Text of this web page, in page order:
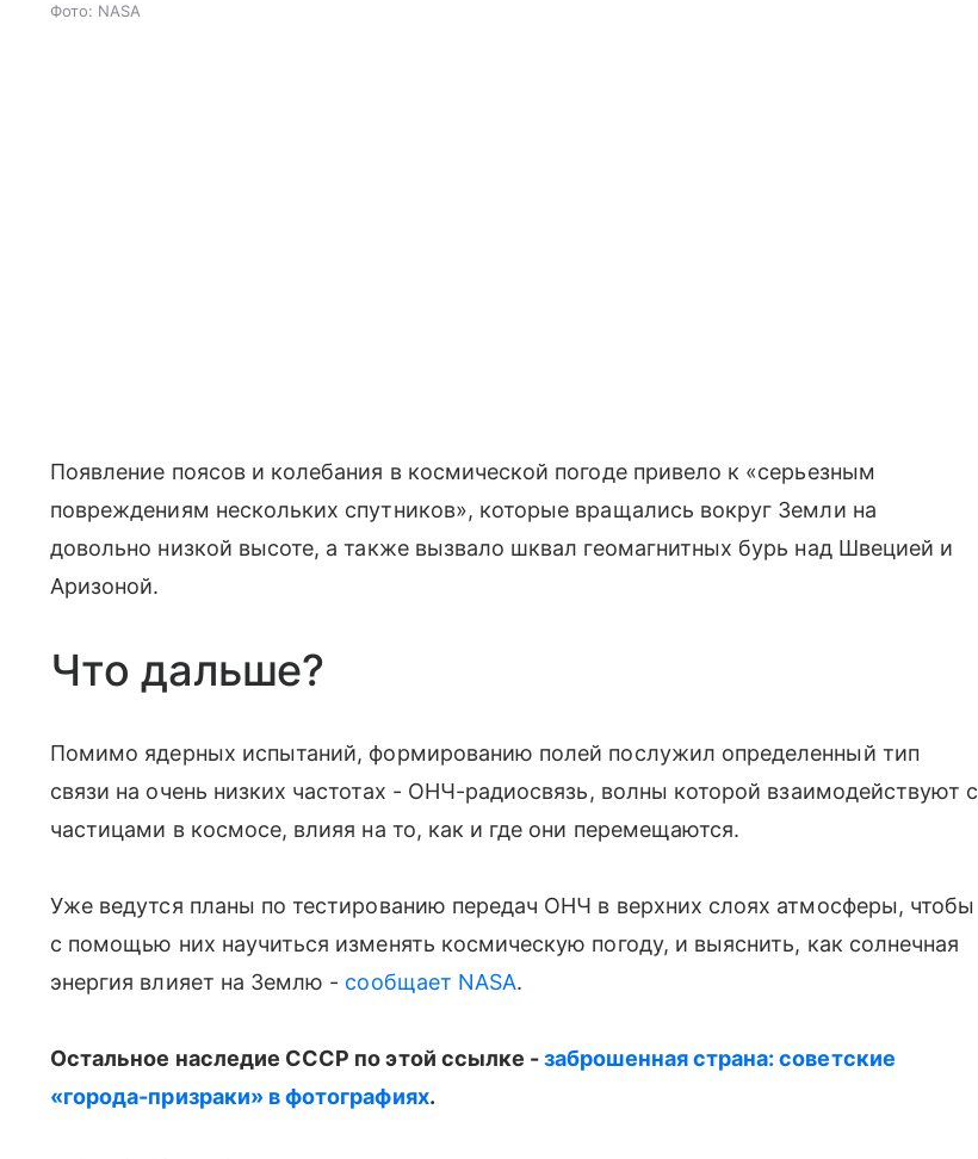
Фото: NASA
Появление поясов и колебания в космической погоде привело к «серьезным
повреждениям нескольких спутников», которые вращались вокруг Земли на
довольно низкой высоте, а также вызвало шквал геомагнитных бурь над Швецией и
Аризоной.
Что дальше?
Помимо ядерных испытаний, формированию полей послужил определенный тип
связи на очень низких частотах - ОНЧ-радиосвязь, волны которой взаимодействуют с
частицами в космосе, влияя на то, как и где они перемещаются.
Уже ведутся планы по тестированию передач ОНЧ в верхних слоях атмосферы, чтобы
с помощью них научиться изменять космическую погоду, и выяснить, как солнечная
энергия влияет на Землю - сообщает NASA.
Остальное наследие СССР по этой ссылке -заброшенная страна: советские
«города-призраки» в фотографиях.